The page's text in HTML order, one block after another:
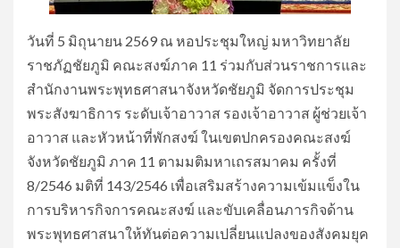
วันที่ 5 มิถุนายน 2569 ณ หอประชุมใหญ่ มหาวิทยาลัย
ราชภัฏชัยภูมิ คณะสงฆ์ภาค 11 ร่วมกับส่วนราชการและ
สำนักงานพระพุทธศาสนาจังหวัดชัยภูมิ จัดการประชุม
พระสังฆาธิการ ระดับเจ้าอาวาส รองเจ้าอาวาส ผู้ช่วยเจ้า
อาวาส และหัวหน้าที่พักสงฆ์ ในเขตปกครองคณะสงฆ์
จังหวัดชัยภูมิ ภาค 11 ตามมติมหาเถรสมาคม ครั้งที่
8/2546 มติที่ 143/2546 เพื่อเสริมสร้างความเข้มแข็งใน
การบริหารกิจการคณะสงฆ์ และขับเคลื่อนภารกิจด้าน
พระพุทธศาสนาให้ทันต่อความเปลี่ยนแปลงของสังคมยุค